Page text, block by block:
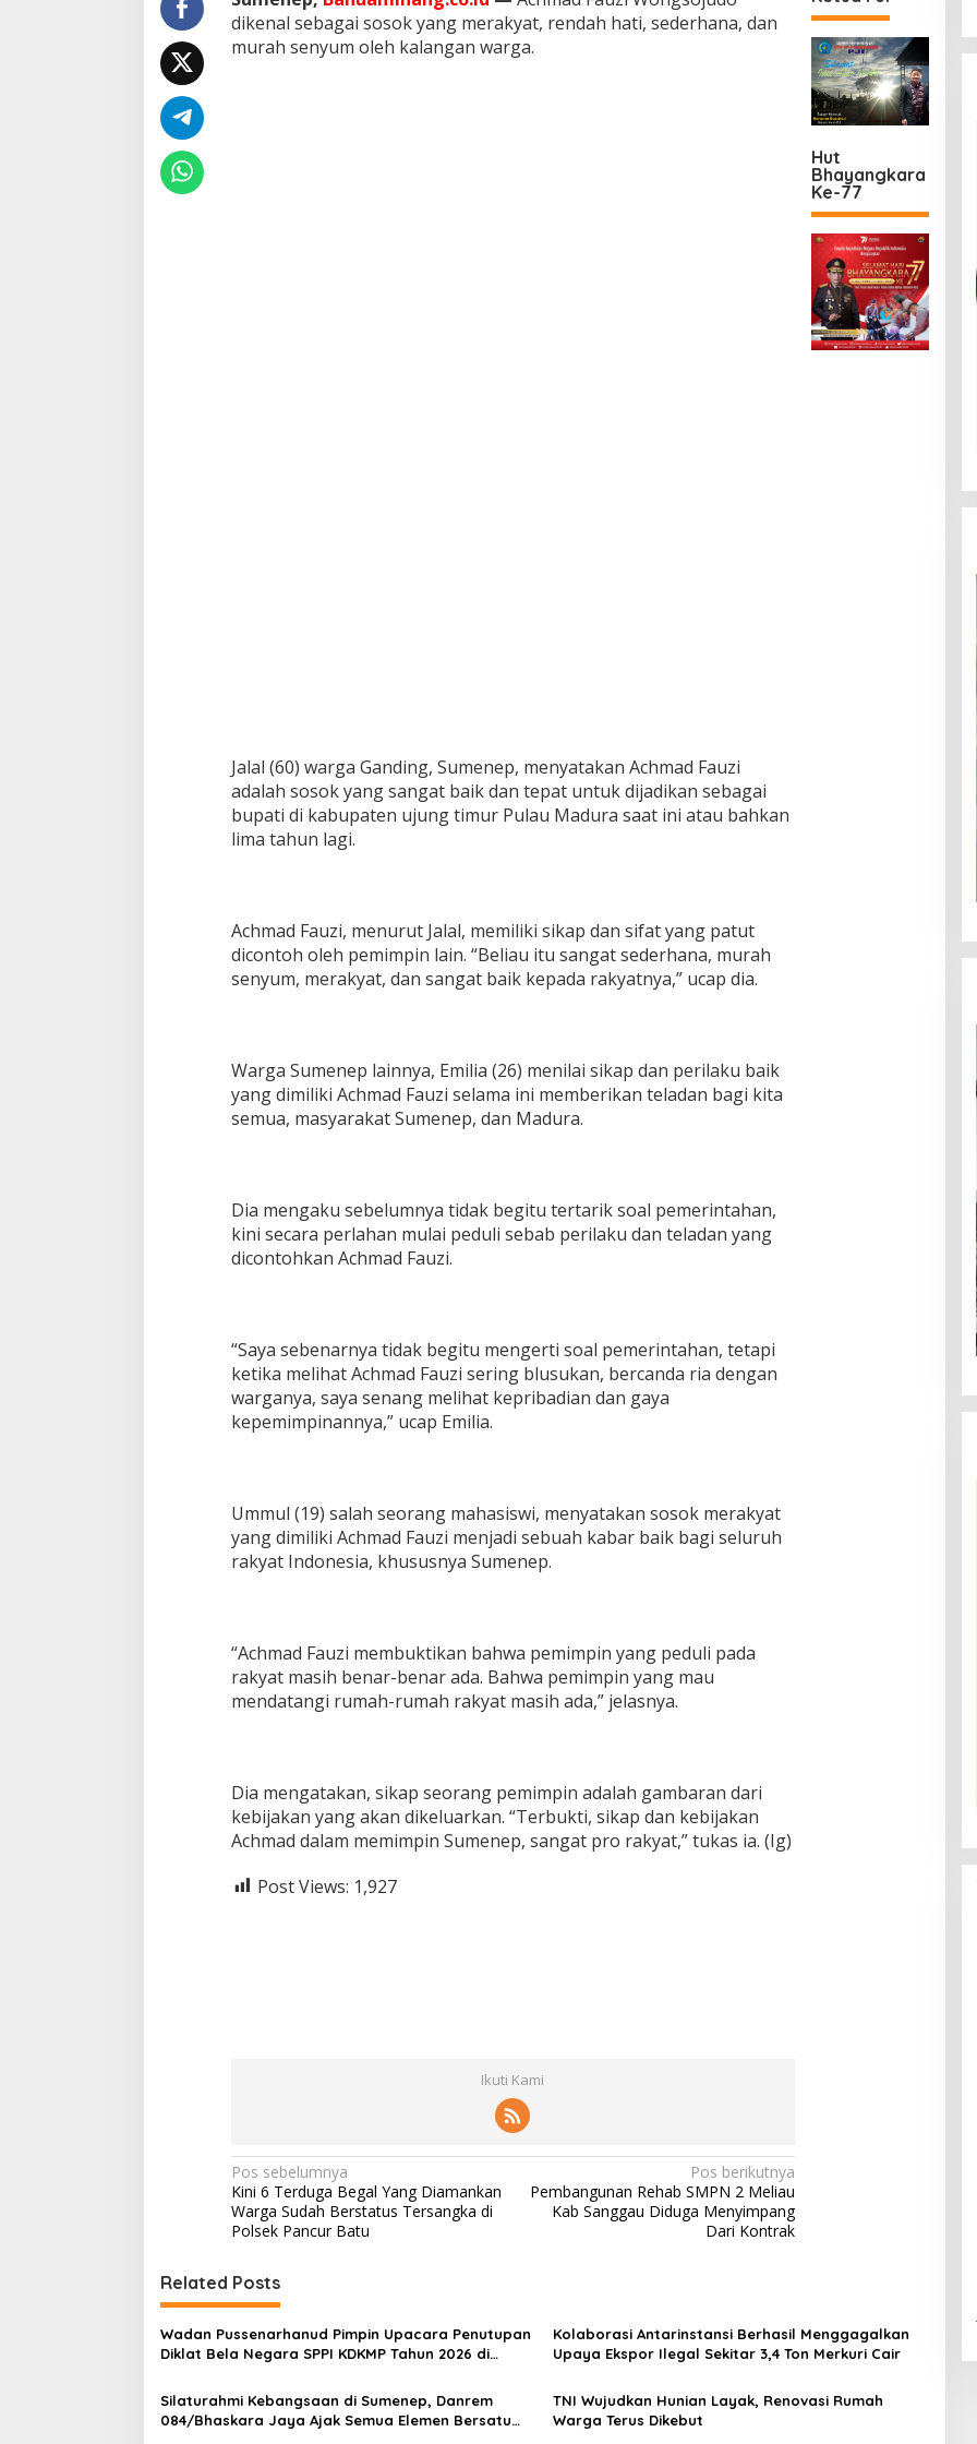
n
a
l
dikenal sebagai sosok yang merakyat, rendah hati, sederhana, dan
murah senyum oleh kalangan warga.
Jalal (60) warga Ganding, Sumenep, menyatakan Achmad Fauzi
adalah sosok yang sangat baik dan tepat untuk dijadikan sebagai
bupati di kabupaten ujung timur Pulau Madura saat ini atau bahkan
lima tahun lagi.
Achmad Fauzi, menurut Jalal, memiliki sikap dan sifat yang patut
dicontoh oleh pemimpin lain. “Beliau itu sangat sederhana, murah
senyum, merakyat, dan sangat baik kepada rakyatnya,” ucap dia.
Warga Sumenep lainnya, Emilia (26) menilai sikap dan perilaku baik
yang dimiliki Achmad Fauzi selama ini memberikan teladan bagi kita
semua, masyarakat Sumenep, dan Madura.
Dia mengaku sebelumnya tidak begitu tertarik soal pemerintahan,
kini secara perlahan mulai peduli sebab perilaku dan teladan yang
dicontohkan Achmad Fauzi.
“Saya sebenarnya tidak begitu mengerti soal pemerintahan, tetapi
ketika melihat Achmad Fauzi sering blusukan, bercanda ria dengan
warganya, saya senang melihat kepribadian dan gaya
kepemimpinannya,” ucap Emilia.
Ummul (19) salah seorang mahasiswi, menyatakan sosok merakyat
yang dimiliki Achmad Fauzi menjadi sebuah kabar baik bagi seluruh
rakyat Indonesia, khususnya Sumenep.
“Achmad Fauzi membuktikan bahwa pemimpin yang peduli pada
rakyat masih benar-benar ada. Bahwa pemimpin yang mau
mendatangi rumah-rumah rakyat masih ada,” jelasnya.
Dia mengatakan, sikap seorang pemimpin adalah gambaran dari
kebijakan yang akan dikeluarkan. “Terbukti, sikap dan kebijakan
Achmad dalam memimpin Sumenep, sangat pro rakyat,” tukas ia. (Ig)
Post Views: 1,927
Ikuti Kami
N
a
v
i
g
a
s
i
p
Pos sebelumnya
Kini 6 Terduga Begal Yang Diamankan
Warga Sudah Berstatus Tersangka di
Polsek Pancur Batu
Pos berikutnya
Pembangunan Rehab SMPN 2 Meliau
Kab Sanggau Diduga Menyimpang
Dari Kontrak
Hut
Bhayangkara
Ke-77
Related Posts
Wadan Pussenarhanud Pimpin Upacara Penutupan
Diklat Bela Negara SPPI KDKMP Tahun 2026 di
Kolaborasi Antarinstansi Berhasil Menggagalkan
Upaya Ekspor Ilegal Sekitar 3,4 Ton Merkuri Cair
Silaturahmi Kebangsaan di Sumenep, Danrem
084/Bhaskara Jaya Ajak Semua Elemen Bersatu
TNI Wujudkan Hunian Layak, Renovasi Rumah
Warga Terus Dikebut